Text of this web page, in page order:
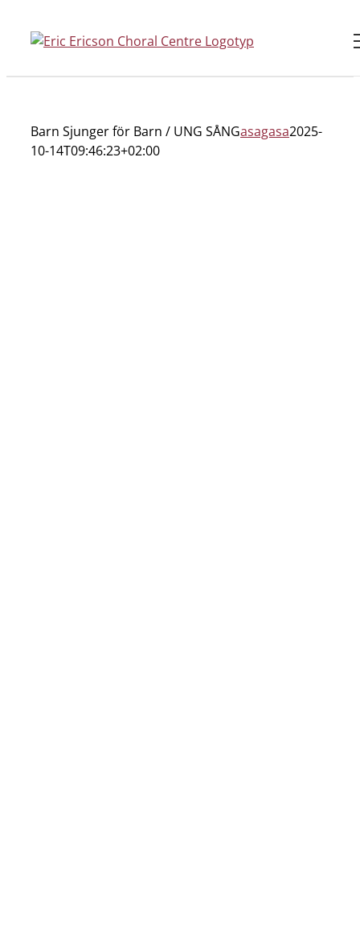
Barn Sjunger för Barn / UNG SÅNGasagasa2025-
10-14T09:46:23+02:00